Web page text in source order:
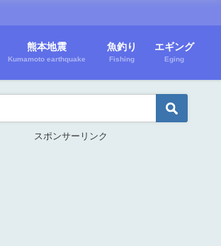
熊本地震
Kumamoto earthquake
魚釣り
Fishing
エギング
Eging
スポンサーリンク